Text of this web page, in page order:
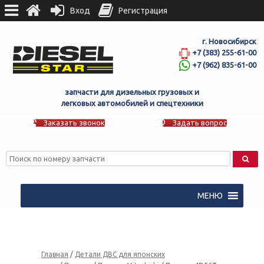
г. Новосибирск
+7 (383) 255-61-00
+7 (962) 835-61-00
запчасти для дизельных грузовых и
легковых автомобилей и спецтехники
Заказать звонок Задать вопрос
МЕНЮ
Главная / Детали ДВС для японских
Вход Регистрация